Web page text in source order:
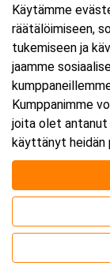
Käytämme
räätälöimiseen,
tukemiseen ja
jaamme
Kumppanimme
joita olet
käyttänyt heidän